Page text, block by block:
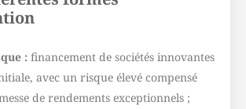
: financement de sociétés innovantes
avec un risque élevé compensé
de rendements exceptionnels ;